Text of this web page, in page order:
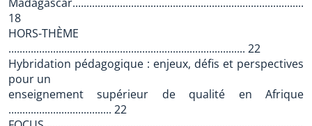
18
HORS-THÈME
..................................................................................... 22
Hybridation pédagogique : enjeux, défis et perspectives
pour un
enseignement supérieur de qualité en Afrique
..................................... 22